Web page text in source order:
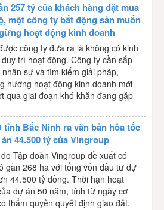
257 tỷ của khách hàng đặt mua
một công ty bất động sản muốn
hoạt động kinh doanh
công ty đưa ra là không có kinh
trì hoạt động. Công ty cần sắp
nhân sự và tìm kiếm giải pháp,
hướng hoạt động kinh doanh mới
qua giai đoạn khó khăn đang gặp
tỉnh Bắc Ninh ra văn bản hỏa tốc
44.500 tỷ của Vingroup
Tập đoàn Vingroup đề xuất có
gần 268 ha với tổng vốn đầu tư dự
44.500 tỷ đồng. Thời hạn hoạt
dự án 50 năm, tính từ ngày cơ
thẩm quyền quyết định giao đất.